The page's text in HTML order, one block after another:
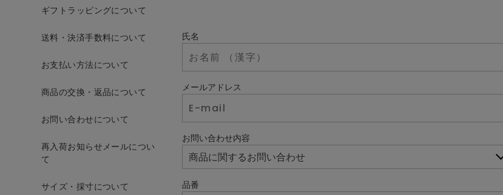
ギフトラッピングについて
送料・決済手数料について
お支払い方法について
商品の交換・返品について
お問い合わせについて
再入荷お知らせメールについ
て
サイズ・採寸について
氏名
メールアドレス
お問い合わせ内容
品番